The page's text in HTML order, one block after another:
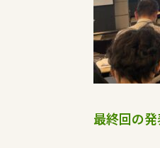
最終回の